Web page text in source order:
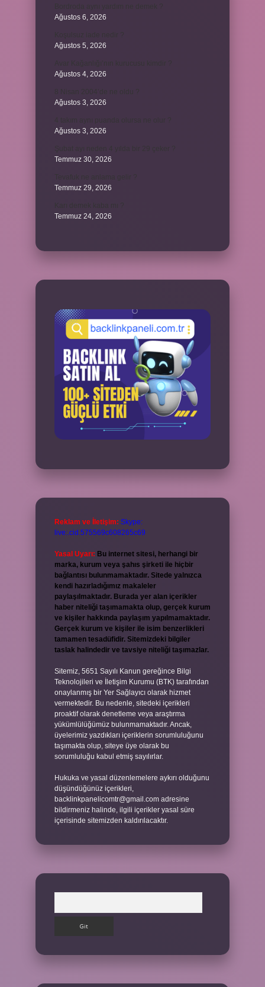
Ağustos 6, 2026
Ağustos 5, 2026
Ağustos 4, 2026
Ağustos 3, 2026
Ağustos 3, 2026
Temmuz 30, 2026
Temmuz 29, 2026
Temmuz 24, 2026
Reklam ve İletişim: Skype:
live:.cid.575569c608265c69
Yasal Uyarı: Bu internet sitesi, herhangi bir
marka, kurum veya şahıs şirketi ile hiçbir
bağlantısı bulunmamaktadır. Sitede yalnızca
kendi hazırladığımız makaleler
paylaşılmaktadır. Burada yer alan içerikler
haber niteliği taşımamakta olup, gerçek kurum
ve kişiler hakkında paylaşım yapılmamaktadır.
Gerçek kurum ve kişiler ile isim benzerlikleri
tamamen tesadüfidir. Sitemizdeki bilgiler
taslak halindedir ve tavsiye niteliği taşımazlar.
Sitemiz, 5651 Sayılı Kanun gereğince Bilgi
Teknolojileri ve İletişim Kurumu (BTK) tarafından
onaylanmış bir Yer Sağlayıcı olarak hizmet
vermektedir. Bu nedenle, sitedeki içerikleri
proaktif olarak denetleme veya araştırma
yükümlülüğümüz bulunmamaktadır. Ancak,
üyelerimiz yazdıkları içeriklerin sorumluluğunu
taşımakta olup, siteye üye olarak bu
sorumluluğu kabul etmiş sayılırlar.
Hukuka ve yasal düzenlemelere aykırı olduğunu
düşündüğünüz içerikleri,
backlinkpanelicomtr@gmail.com adresine
bildirmeniz halinde, ilgili içerikler yasal süre
içerisinde sitemizden kaldırılacaktır.